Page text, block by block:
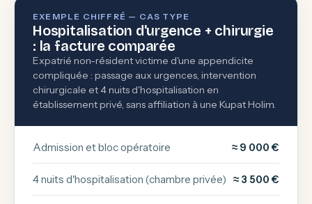
EXEMPLE CHIFFRÉ — CAS TYPE
Hospitalisation d'urgence + chirurgie
: la facture comparée
Expatrié non-résident victime d'une appendicite
compliquée : passage aux urgences, intervention
chirurgicale et 4 nuits d'hospitalisation en
établissement privé, sans affiliation à une Kupat Holim.
Admission et bloc opératoire ≈ 9 000 €
4 nuits d'hospitalisation (chambre privée) ≈ 3 500 €